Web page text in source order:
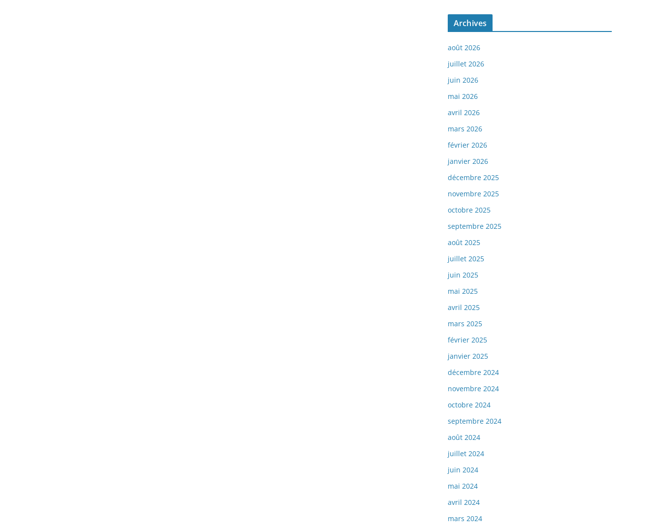
Archives
août 2026
juillet 2026
juin 2026
mai 2026
avril 2026
mars 2026
février 2026
janvier 2026
décembre 2025
novembre 2025
octobre 2025
septembre 2025
août 2025
juillet 2025
juin 2025
mai 2025
avril 2025
mars 2025
février 2025
janvier 2025
décembre 2024
novembre 2024
octobre 2024
septembre 2024
août 2024
juillet 2024
juin 2024
mai 2024
avril 2024
mars 2024